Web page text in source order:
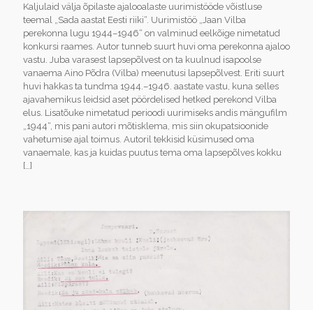
Kaljulaid välja õpilaste ajalooalaste uurimistööde võistluse
teemal „Sada aastat Eesti riiki“. Uurimistöö „Jaan Vilba
perekonna lugu 1944–1946“ on valminud eelkõige nimetatud
konkursi raames. Autor tunneb suurt huvi oma perekonna ajaloo
vastu. Juba varasest lapsepõlvest on ta kuulnud isapoolse
vanaema Aino Põdra (Vilba) meenutusi lapsepõlvest. Eriti suurt
huvi hakkas ta tundma 1944.–1946. aastate vastu, kuna selles
ajavahemikus leidsid aset pöördelised hetked perekond Vilba
elus. Lisatõuke nimetatud perioodi uurimiseks andis mängufilm
„1944“, mis pani autori mõtisklema, mis siin okupatsioonide
vahetumise ajal toimus. Autoril tekkisid küsimused oma
vanaemale, kas ja kuidas puutus tema oma lapsepõlves kokku
[…]